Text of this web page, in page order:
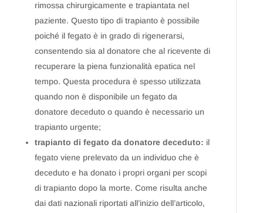
rimossa chirurgicamente e trapiantata nel
paziente. Questo tipo di trapianto è possibile
poiché il fegato è in grado di rigenerarsi,
consentendo sia al donatore che al ricevente di
recuperare la piena funzionalità epatica nel
tempo. Questa procedura è spesso utilizzata
quando non è disponibile un fegato da
donatore deceduto o quando è necessario un
trapianto urgente;
trapianto di fegato da donatore deceduto: il
fegato viene prelevato da un individuo che è
deceduto e ha donato i propri organi per scopi
di trapianto dopo la morte. Come risulta anche
dai dati nazionali riportati all’inizio dell’articolo,